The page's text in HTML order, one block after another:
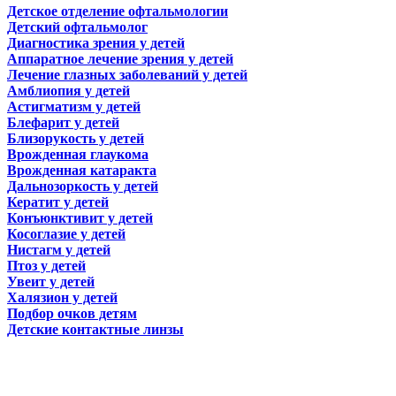
Детское отделение офтальмологии
Детский офтальмолог
Диагностика зрения у детей
Аппаратное лечение зрения у детей
Лечение глазных заболеваний у детей
Амблиопия у детей
Астигматизм у детей
Блефарит у детей
Близорукость у детей
Врожденная глаукома
Врожденная катаракта
Дальнозоркость у детей
Кератит у детей
Конъюнктивит у детей
Косоглазие у детей
Нистагм у детей
Птоз у детей
Увеит у детей
Халязион у детей
Подбор очков детям
Детские контактные линзы